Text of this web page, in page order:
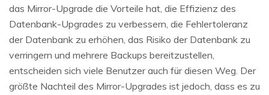
das Mirror-Upgrade die Vorteile hat, die Effizienz des
Datenbank-Upgrades zu verbessern, die Fehlertoleranz
der Datenbank zu erhöhen, das Risiko der Datenbank zu
verringern und mehrere Backups bereitzustellen,
entscheiden sich viele Benutzer auch für diesen Weg. Der
größte Nachteil des Mirror-Upgrades ist jedoch, dass es zu